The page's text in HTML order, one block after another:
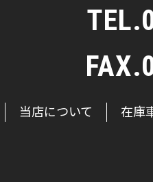
TEL.
当店について 在庫